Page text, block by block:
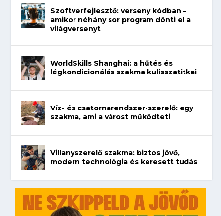
Szoftverfejlesztő: verseny kódban –
amikor néhány sor program dönti el a
világversenyt
WorldSkills Shanghai: a hűtés és
légkondicionálás szakma kulisszatitkai
Víz- és csatornarendszer-szerelő: egy
szakma, ami a várost működteti
Villanyszerelő szakma: biztos jövő,
modern technológia és keresett tudás